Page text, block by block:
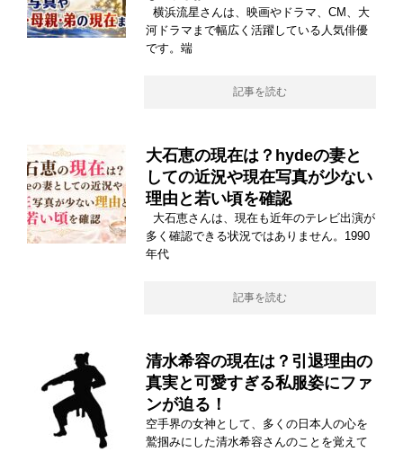
横浜流星さんは、映画やドラマ、CM、大
河ドラマまで幅広く活躍している人気俳優
です。端
記事を読む
大石恵の現在は？hydeの妻と
しての近況や現在写真が少ない
理由と若い頃を確認
大石恵さんは、現在も近年のテレビ出演が
多く確認できる状況ではありません。1990
年代
記事を読む
清水希容の現在は？引退理由の
真実と可愛すぎる私服姿にファ
ンが迫る！
空手界の女神として、多くの日本人の心を
鷲掴みにした清水希容さんのことを覚えて